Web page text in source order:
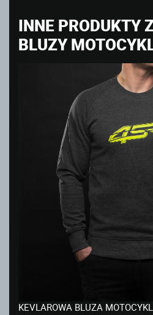
INNE PRODUKTY
BLUZY
KEVLAROWA BLUZA